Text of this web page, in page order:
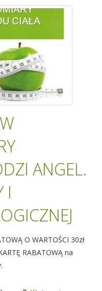
ANGEL.
I
O WARTOŚCI 30zł
RABATOWĄ na